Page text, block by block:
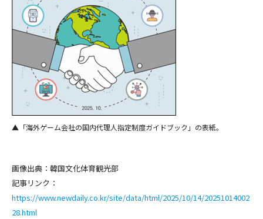
▲「海外ゲーム会社の国内代理人指定制度ガイドブック」の表紙。
画像出典：韓国文化体育観光部
記事リンク：
https://www.newdaily.co.kr/site/data/html/2025/10/14/20251014002
28.html